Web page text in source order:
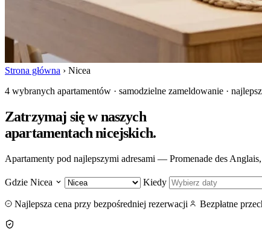
Strona główna › Nicea
4 wybranych apartamentów · samodzielne zameldowanie ·
Zatrzymaj się w naszych
apartamentach nicejskich.
Apartamenty pod najlepszymi adresami — Promenade des
Gdzie Nicea Kiedy
Najlepsza cena przy bezpośredniej rezerwacji Bezpłatne